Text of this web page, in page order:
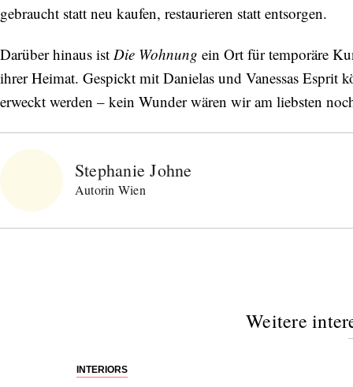
gebraucht statt neu kaufen, restaurieren statt entsorgen.
Darüber hinaus ist Die Wohnung ein Ort für temporäre
ihrer Heimat. Gespickt mit Danielas und Vanessas
erweckt werden – kein Wunder wären wir am liebsten
Stephanie Johne
Autorin Wien
Weitere
INTERIORS